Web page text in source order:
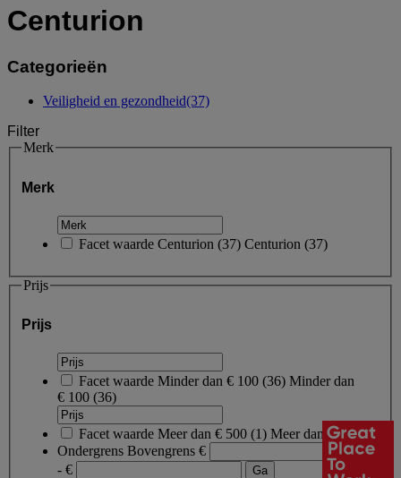
Centurion
Categorieën
Veiligheid en gezondheid(37)
Filter
Merk
Merk
Facet waarde Centurion (37) Centurion (37)
Prijs
Prijs
Facet waarde Minder dan € 100 (36) Minder dan
€ 100 (36)
Facet waarde Meer dan € 500 (1) Meer dan € 500(1)
Ondergrens Bovengrens €
- €